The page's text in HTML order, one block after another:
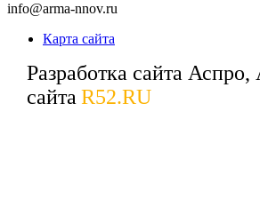
info@arma-nnov.ru
Карта сайта
Разработка сайта
сайта R52.RU